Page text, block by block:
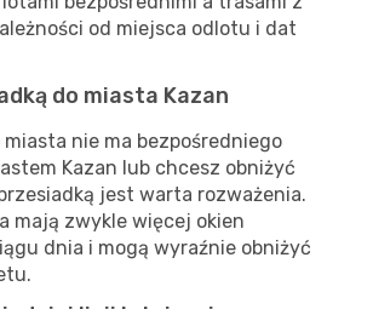
od miejsca odlotu i dat
do miasta Kazan
nie ma bezpośredniego
Kazan lub chcesz obniżyć
jest warta rozważenia.
mają zwykle więcej okien
dnia i mogą wyraźnie obniżyć